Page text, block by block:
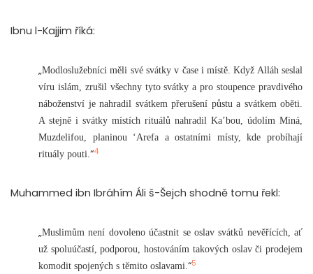
Ibnu l-Kajjim říká:
„Modloslužebníci měli své svátky v čase i místě. Když Alláh seslal
víru islám, zrušil všechny tyto svátky a pro stoupence pravdivého
náboženství je nahradil svátkem přerušení půstu a svátkem oběti.
A stejně i svátky místích rituálů nahradil Ka’bou, údolím Miná,
Muzdelifou, planinou ‘Arefa a ostatními místy, kde probíhají
rituály pouti.“4
Muhammed ibn Ibráhím Áli š-Šejch shodně tomu řekl:
„Muslimům není dovoleno účastnit se oslav svátků nevěřících, ať
už spoluúčastí, podporou, hostováním takových oslav či prodejem
komodit spojených s těmito oslavami.“5